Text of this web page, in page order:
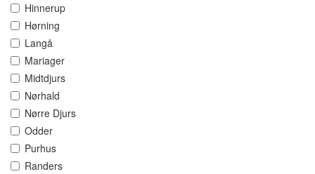
Hinnerup
Hørning
Langå
Mariager
Midtdjurs
Nørhald
Nørre Djurs
Odder
Purhus
Randers